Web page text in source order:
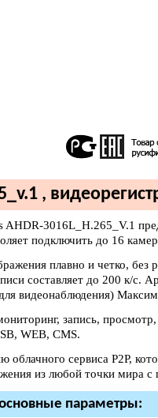
,
AHDR-3016L_H.265_V.1
подключить до 16
плавно и четко,
составляет до 200 к/с.
видеонаблюдения)
запись,
WEB, CMS.
сервиса P2P,
из любой точки мира
параметры: